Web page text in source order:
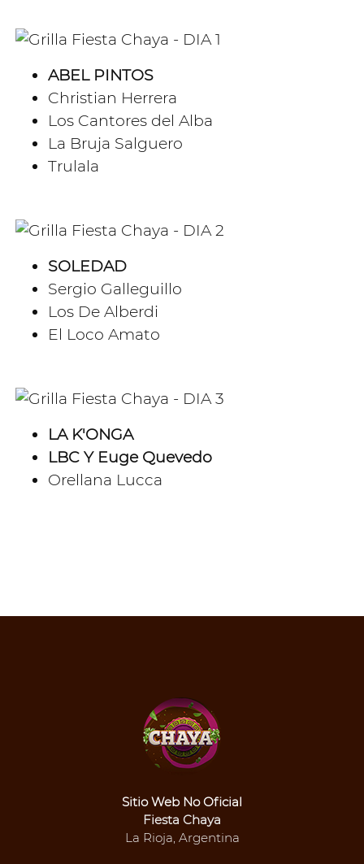
ABEL PINTOS
Christian Herrera
Los Cantores del Alba
La Bruja Salguero
Trulala
SOLEDAD
Sergio Galleguillo
Los De Alberdi
El Loco Amato
LA K'ONGA
LBC Y Euge Quevedo
Orellana Lucca
Sitio Web No Oficial
Fiesta Chaya
La Rioja, Argentina